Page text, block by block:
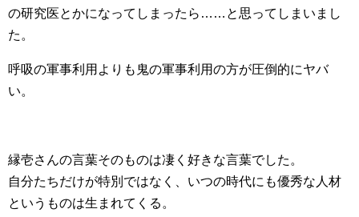
の研究医とかになってしまったら……と思ってしまいまし
た。
呼吸の軍事利用よりも鬼の軍事利用の方が圧倒的にヤバ
い。
縁壱さんの言葉そのものは凄く好きな言葉でした。
自分たちだけが特別ではなく、いつの時代にも優秀な人材
というものは生まれてくる。